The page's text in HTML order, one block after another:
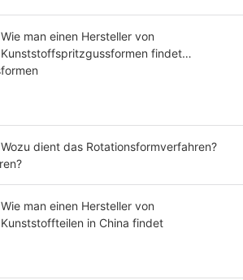
Wie man einen Hersteller von
Kunststoffspritzgussformen findet
(Leitfaden für Ingenieure)
Wozu dient das Rotationsformverfahren?
Wie man einen Hersteller von
Kunststoffteilen in China findet